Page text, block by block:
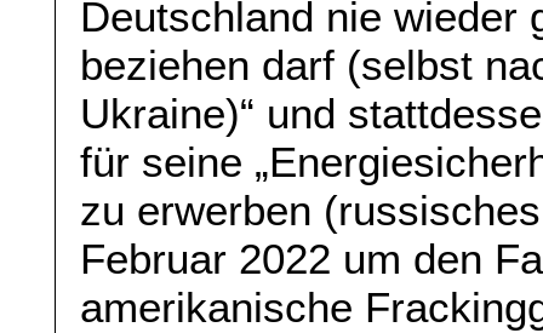
Deutschland nie wieder
beziehen darf (selbst
Ukraine)“ und
für seine
zu erwerben
Februar 2022 um den
amerikanische